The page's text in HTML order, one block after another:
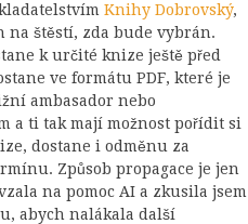
Knihy Dobrovský,
na štěstí, zda bude vybrán.
k určité knize ještě před
ve formátu PDF, které je
ambasador nebo
a ti tak mají možnost pořídit si
dostane i odměnu za
Způsob propagace je jen
na pomoc AI a zkusila jsem
abych nalákala další